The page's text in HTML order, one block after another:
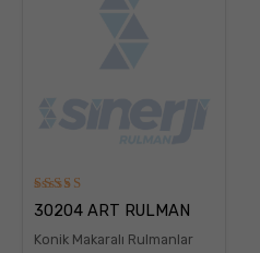
5
üzerinden
oy aldı
30204 ART RULMAN
Konik Makaralı Rulmanlar